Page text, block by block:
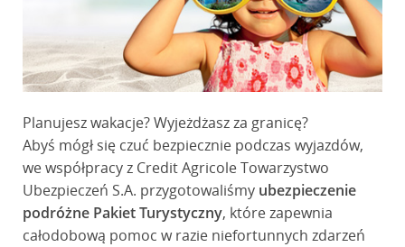
Planujesz wakacje? Wyjeżdżasz za granicę?
Abyś mógł się czuć bezpiecznie podczas wyjazdów,
we współpracy z Credit Agricole Towarzystwo
Ubezpieczeń S.A. przygotowaliśmy ubezpieczenie
podróżne Pakiet Turystyczny, które zapewnia
całodobową pomoc w razie niefortunnych zdarzeń